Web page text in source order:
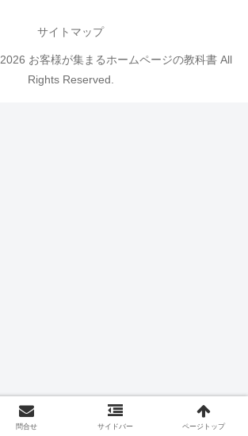
サイトマップ
お客様が集まるホームページの教科書 All
Rights Reserved.
問合せ サイドバー ページトップ